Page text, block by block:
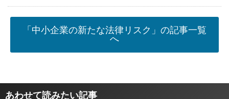
「中小企業の新たな法律リスク」の記事一覧
へ
あわせて読みたい記事